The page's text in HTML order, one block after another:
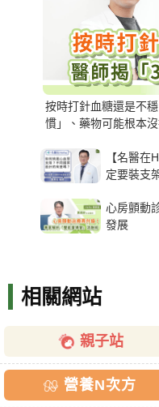
按時打針血糖還是不
慣」、藥物可能根本
【名醫在
定要裝支
心房顫動
發展
相關網站
親子站
營養N次方